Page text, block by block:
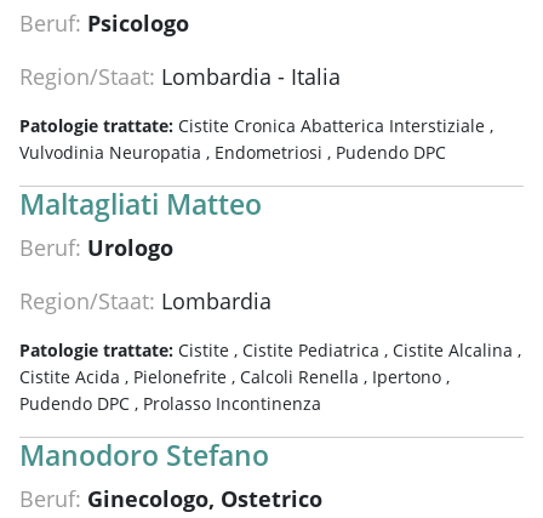
Beruf: Psicologo
Region/Staat: Lombardia - Italia
Patologie trattate: Cistite Cronica Abatterica Interstiziale ,
Vulvodinia Neuropatia , Endometriosi , Pudendo DPC
Maltagliati Matteo
Beruf: Urologo
Region/Staat: Lombardia
Patologie trattate: Cistite , Cistite Pediatrica , Cistite Alcalina ,
Cistite Acida , Pielonefrite , Calcoli Renella , Ipertono ,
Pudendo DPC , Prolasso Incontinenza
Manodoro Stefano
Beruf: Ginecologo, Ostetrico